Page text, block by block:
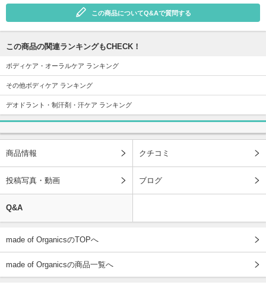
この商品についてQ&Aで質問する
この商品の関連ランキングもCHECK！
ボディケア・オーラルケア ランキング
その他ボディケア ランキング
デオドラント・制汗剤・汗ケア ランキング
商品情報 クチコミ
投稿写真・動画 ブログ
Q&A
made of OrganicsのTOPへ
made of Organicsの商品一覧へ